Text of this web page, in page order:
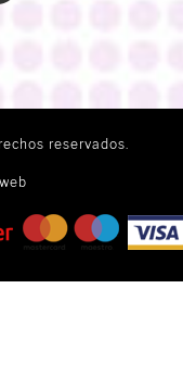
reservados.